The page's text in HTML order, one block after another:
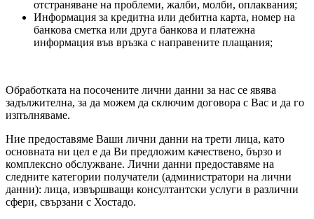
отстраняване на проблеми, жалби, молби, оплаквания;
Информация за кредитна или дебитна карта, номер на
банкова сметка или друга банкова и платежна
информация във връзка с направените плащания;
Обработката на посочените лични данни за нас се явява
задължителна, за да можем да сключим договора с Вас и да го
изпълняваме.
Ние предоставяме Ваши лични данни на трети лица, като
основната ни цел е да Ви предложим качествено, бързо и
комплексно обслужване. Лични данни предоставяме на
следните категории получатели (администратори на лични
данни): лица, извършващи консултантски услуги в различни
сфери, свързани с Хостадо.